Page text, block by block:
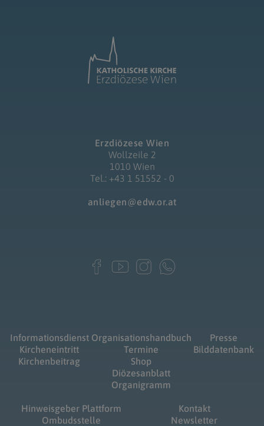
Erzdiözese Wien
Wollzeile 2
1010 Wien
Tel.: +43 1 51552 - 0
anliegen@edw.or.at
Informationsdienst
Kircheneintritt
Kirchenbeitrag
Organisationshandbuch
Termine
Shop
Diözesanblatt
Organigramm
Presse
Bilddatenbank
Hinweisgeber Plattform
Ombudsstelle
Kontakt
Newsletter